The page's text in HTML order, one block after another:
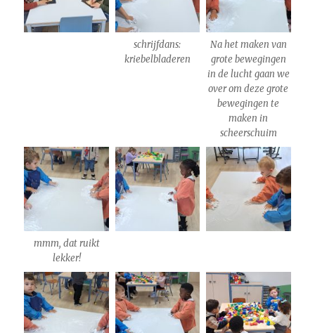
schrijfdans:
kriebelbladeren
Na het maken van
grote bewegingen
in de lucht gaan we
over om deze grote
bewegingen te
maken in
scheerschuim
mmm, dat ruikt
lekker!